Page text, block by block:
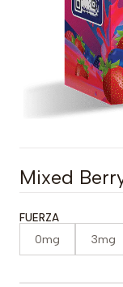
Mixed
FUERZA
0mg 3mg